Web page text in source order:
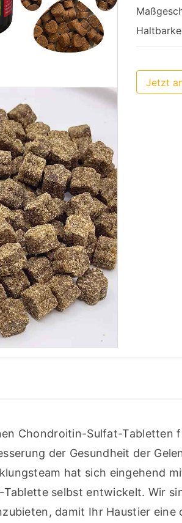
Jetzt
Chondroitin-Sulfat-Tabletten
der Gesundheit der
hat sich eingehend
selbst entwickelt. Wir
damit Ihr Haustier